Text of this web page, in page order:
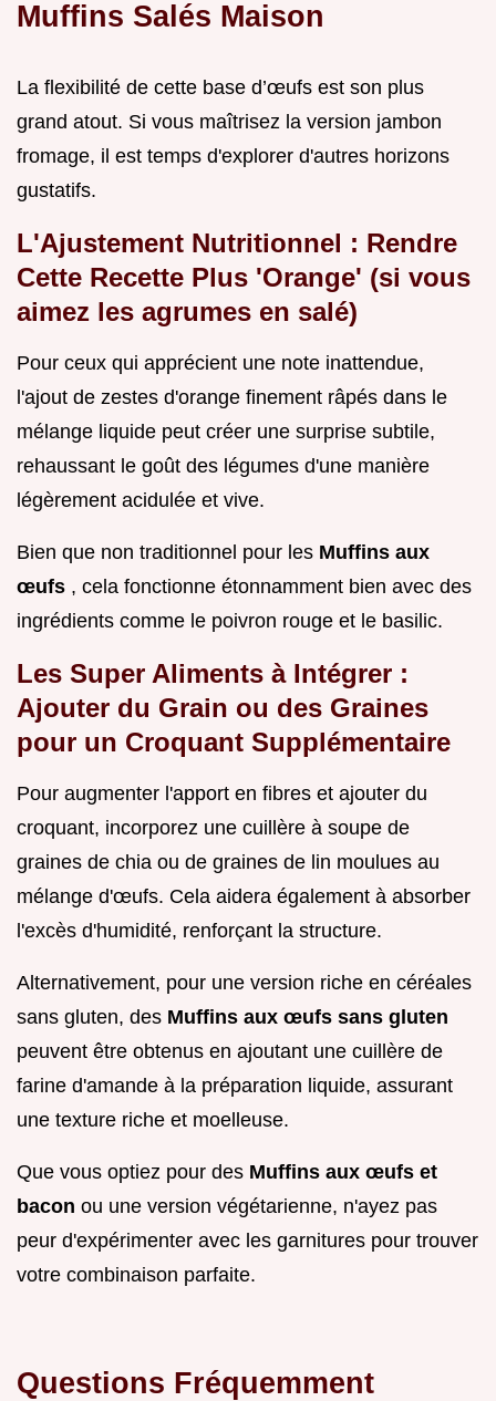
Muffins Salés Maison
La flexibilité de cette base d’œufs est son plus
grand atout. Si vous maîtrisez la version jambon
fromage, il est temps d'explorer d'autres horizons
gustatifs.
L'Ajustement Nutritionnel : Rendre
Cette Recette Plus 'Orange' (si vous
aimez les agrumes en salé)
Pour ceux qui apprécient une note inattendue,
l'ajout de zestes d'orange finement râpés dans le
mélange liquide peut créer une surprise subtile,
rehaussant le goût des légumes d'une manière
légèrement acidulée et vive.
Bien que non traditionnel pour les Muffins aux
œufs , cela fonctionne étonnamment bien avec des
ingrédients comme le poivron rouge et le basilic.
Les Super Aliments à Intégrer :
Ajouter du Grain ou des Graines
pour un Croquant Supplémentaire
Pour augmenter l'apport en fibres et ajouter du
croquant, incorporez une cuillère à soupe de
graines de chia ou de graines de lin moulues au
mélange d'œufs. Cela aidera également à absorber
l'excès d'humidité, renforçant la structure.
Alternativement, pour une version riche en céréales
sans gluten, des Muffins aux œufs sans gluten
peuvent être obtenus en ajoutant une cuillère de
farine d'amande à la préparation liquide, assurant
une texture riche et moelleuse.
Que vous optiez pour des Muffins aux œufs et
bacon ou une version végétarienne, n'ayez pas
peur d'expérimenter avec les garnitures pour trouver
votre combinaison parfaite.
Questions Fréquemment